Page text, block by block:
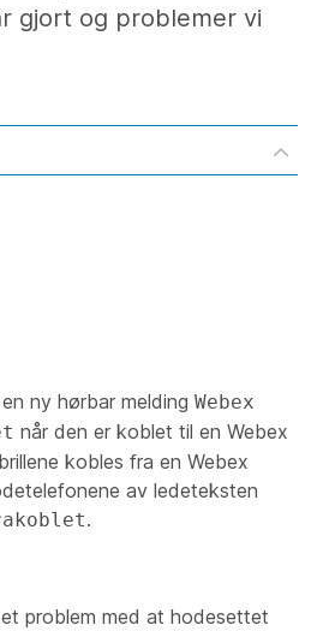
gjort og problemer vi
ny hørbar melding Webex
når den er koblet til en Webex
kobles fra en Webex
av ledeteksten
.
problem med at hodesettet